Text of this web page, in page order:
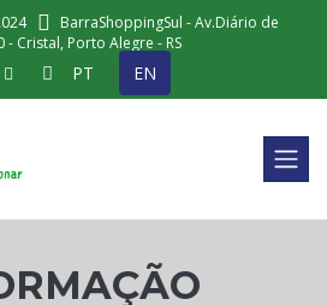
BarraShoppingSul - Av.Diário de
- Cristal, Porto Alegre - RS
PT | EN